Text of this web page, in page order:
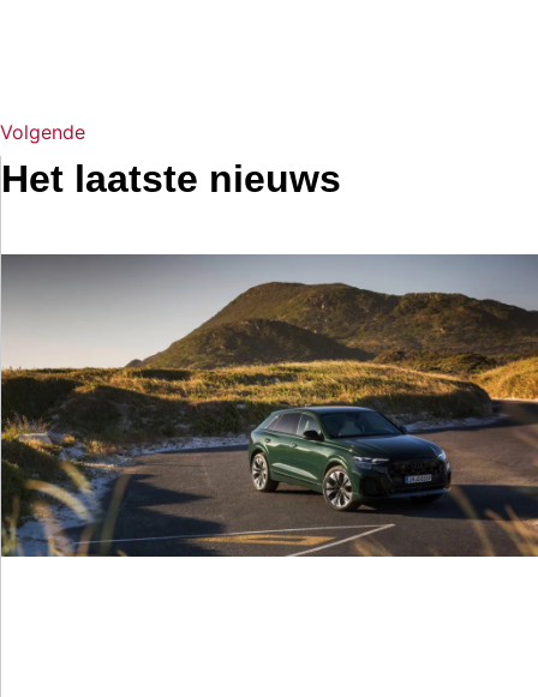
Volgende
Het laatste nieuws